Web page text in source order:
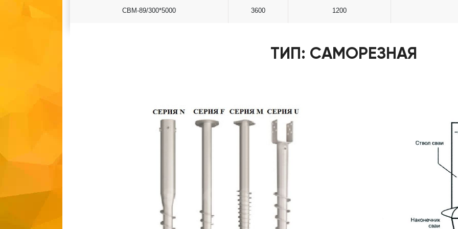
СВМ-89/300*5000 3600 1200
ТИП: САМОРЕЗНАЯ